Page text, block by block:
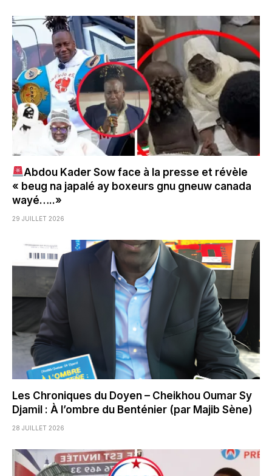
Abdou Kader Sow face à la presse et révèle
« beug na japalé ay boxeurs gnu gneuw canada
wayé…..»
29 JUILLET 2026
Les Chroniques du Doyen – Cheikhou Oumar Sy
Djamil : À l’ombre du Benténier (par Majib Sène)
28 JUILLET 2026